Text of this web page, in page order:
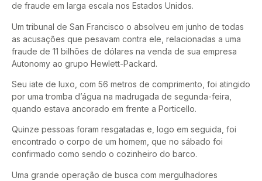
de fraude em larga escala nos Estados Unidos.
Um tribunal de San Francisco o absolveu em junho de todas
as acusações que pesavam contra ele, relacionadas a uma
fraude de 11 bilhões de dólares na venda de sua empresa
Autonomy ao grupo Hewlett-Packard.
Seu iate de luxo, com 56 metros de comprimento, foi atingido
por uma tromba d’água na madrugada de segunda-feira,
quando estava ancorado em frente a Porticello.
Quinze pessoas foram resgatadas e, logo em seguida, foi
encontrado o corpo de um homem, que no sábado foi
confirmado como sendo o cozinheiro do barco.
Uma grande operação de busca com mergulhadores